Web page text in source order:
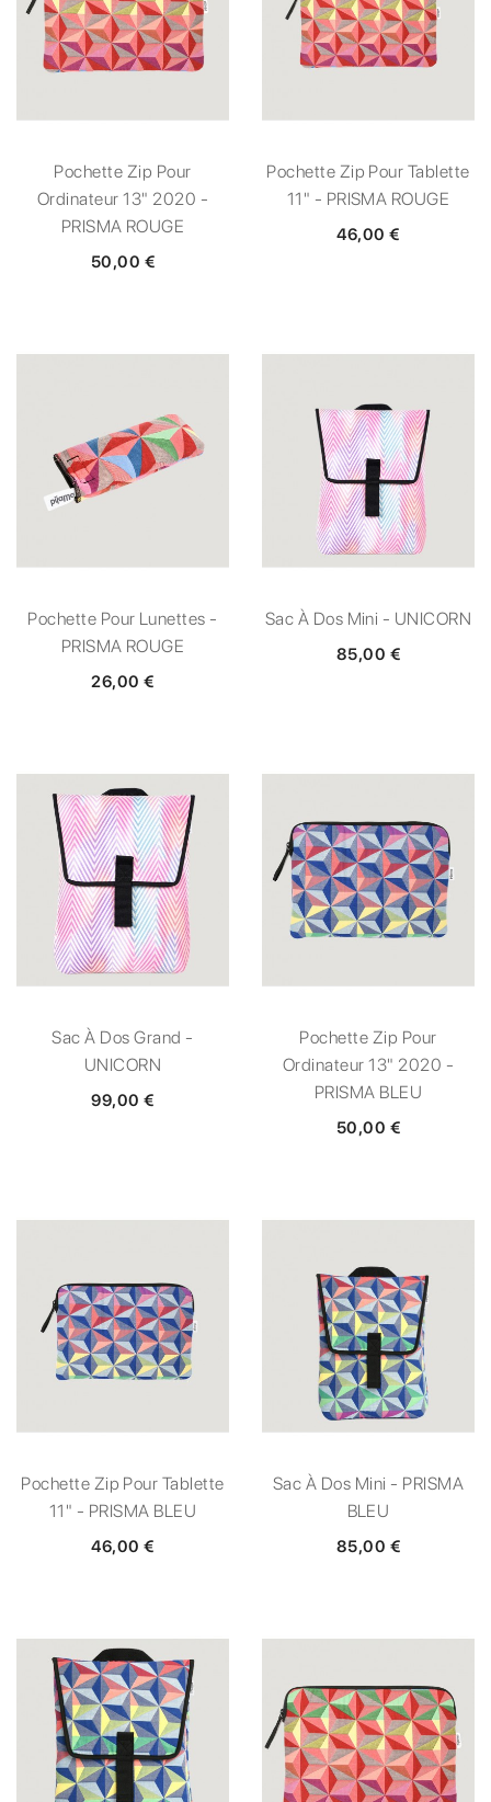
Pochette Zip Pour
Ordinateur 13" 2020 -
PRISMA ROUGE
50,00 €
Pochette Zip Pour Tablette
11" - PRISMA ROUGE
46,00 €
Pochette Pour Lunettes -
PRISMA ROUGE
26,00 €
Sac À Dos Mini - UNICORN
85,00 €
Sac À Dos Grand -
UNICORN
99,00 €
Pochette Zip Pour
Ordinateur 13" 2020 -
PRISMA BLEU
50,00 €
Pochette Zip Pour Tablette
11" - PRISMA BLEU
46,00 €
Sac À Dos Mini - PRISMA
BLEU
85,00 €